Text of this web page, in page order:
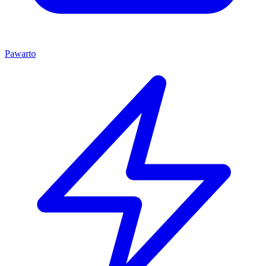
Pawarto